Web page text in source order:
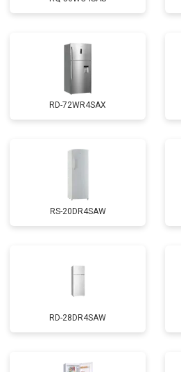
RD-72WR4SAX
RS-20DR4SAW
RD-28DR4SAW